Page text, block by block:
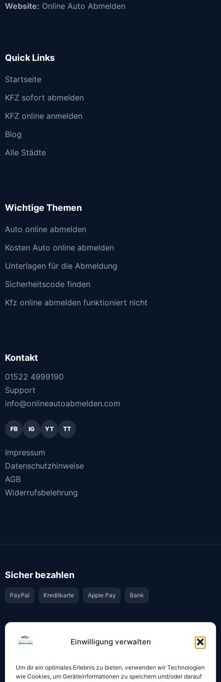
Einwilligung verwalten
Um dir ein optimales Erlebnis zu bieten, verwenden wir Technologien
wie Cookies, um Geräteinformationen zu speichern und/oder darauf
Website: Online Auto Abmelden
Quick Links
Startseite
KFZ sofort abmelden
KFZ online anmelden
Blog
Alle Städte
Wichtige Themen
Auto online abmelden
Kosten Auto online abmelden
Unterlagen für die Abmeldung
Sicherheitscode finden
Kfz online abmelden funktioniert nicht
Kontakt
01522 4999190
Support
info@onlineautoabmelden.com
FB IG YT TT
Impressum
Datenschutzhinweise
AGB
Widerrufsbelehrung
Sicher bezahlen
PayPal Kreditkarte Apple Pay Bank
Bestätigung per E-Mail Support per WhatsApp